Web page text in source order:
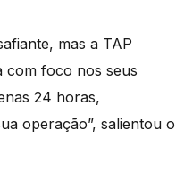
mas a TAP
com foco nos seus
24 horas,
operação”, salientou o